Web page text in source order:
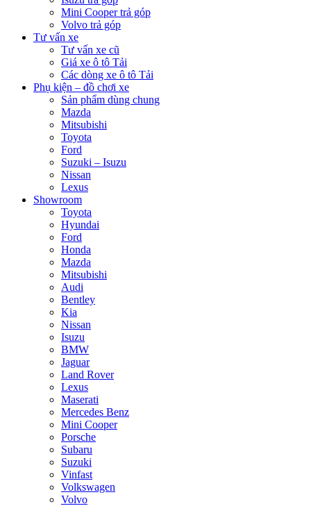
Mini Cooper trả góp
Volvo trả góp
Tư vấn xe
Tư vấn xe cũ
Giá xe ô tô Tải
Các dòng xe ô tô Tải
Phụ kiện – đồ chơi xe
Sản phẩm dùng chung
Mazda
Mitsubishi
Toyota
Ford
Suzuki – Isuzu
Nissan
Lexus
Showroom
Toyota
Hyundai
Ford
Honda
Mazda
Mitsubishi
Audi
Bentley
Kia
Nissan
Isuzu
BMW
Jaguar
Land Rover
Lexus
Maserati
Mercedes Benz
Mini Cooper
Porsche
Subaru
Suzuki
Vinfast
Volkswagen
Volvo